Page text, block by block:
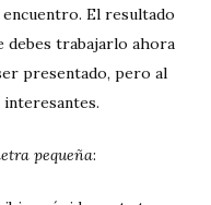
El resultado
debes trabajarlo ahora
presentado, pero al
interesantes.
pequeña: